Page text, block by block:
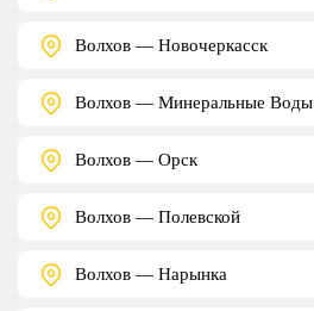
Волхов — Новочеркасск
Волхов — Минеральные Воды
Волхов — Орск
Волхов — Полевской
Волхов — Нарынка